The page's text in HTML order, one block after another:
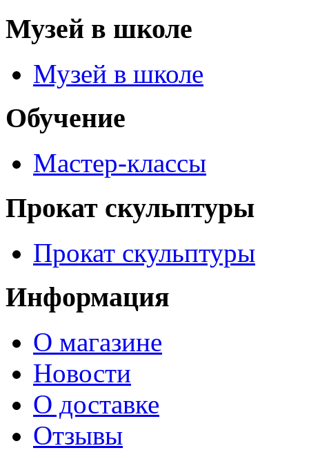
Музей в школе
Музей в школе
Обучение
Мастер-классы
Прокат скульптуры
Прокат скульптуры
Информация
О магазине
Новости
О доставке
Отзывы